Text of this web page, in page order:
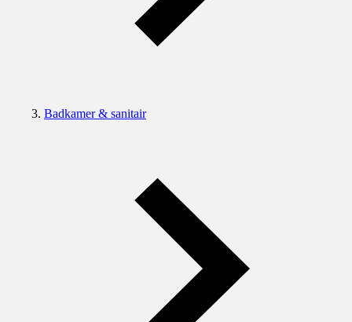
Badkamer & sanitair